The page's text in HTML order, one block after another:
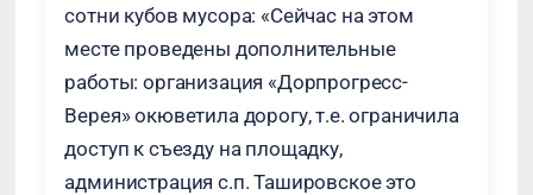
сотни кубов мусора: «Сейчас на этом
месте проведены дополнительные
работы: организация «Дорпрогресс-
Верея» окюветила дорогу, т.е. ограничила
доступ к съезду на площадку,
администрация с.п. Ташировское это